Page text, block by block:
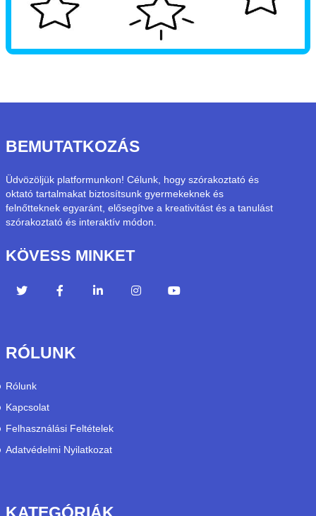
BEMUTATKOZÁS
Üdvözöljük platformunkon! Célunk, hogy szórakoztató és
oktató tartalmakat biztosítsunk gyermekeknek és
felnőtteknek egyaránt, elősegítve a kreativitást és a tanulást
szórakoztató és interaktív módon.
KÖVESS MINKET
RÓLUNK
Rólunk
Kapcsolat
Felhasználási Feltételek
Adatvédelmi Nyilatkozat